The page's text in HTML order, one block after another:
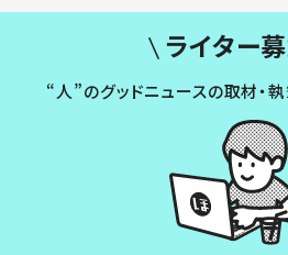
ライター募
“人”のグッドニュースの取材・